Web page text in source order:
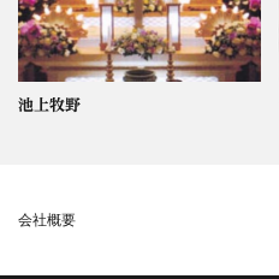
池上牧野
会社概要